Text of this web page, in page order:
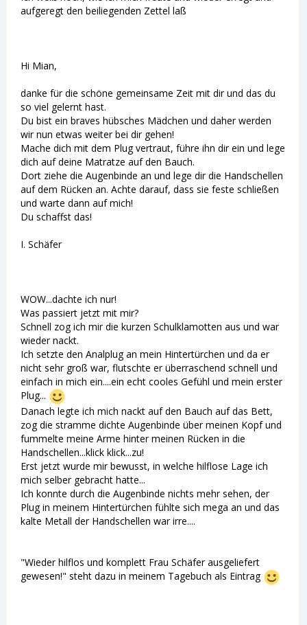
aufgeregt den beiliegenden Zettel laß
Hi Mian,
danke für die schöne gemeinsame Zeit mit dir und das du
so viel gelernt hast.
Du bist ein braves hübsches Mädchen und daher werden
wir nun etwas weiter bei dir gehen!
Mache dich mit dem Plug vertraut, führe ihn dir ein und lege
dich auf deine Matratze auf den Bauch.
Dort ziehe die Augenbinde an und lege dir die Handschellen
auf dem Rücken an. Achte darauf, dass sie feste schließen
und warte dann auf mich!
Du schaffst das!
I. Schäfer
WOW...dachte ich nur!
Was passiert jetzt mit mir?
Schnell zog ich mir die kurzen Schulklamotten aus und war
wieder nackt.
Ich setzte den Analplug an mein Hintertürchen und da er
nicht sehr groß war, flutschte er überraschend schnell und
einfach in mich ein....ein echt cooles Gefühl und mein erster
Plug...
Danach legte ich mich nackt auf den Bauch auf das Bett,
zog die stramme dichte Augenbinde über meinen Kopf und
fummelte meine Arme hinter meinen Rücken in die
Handschellen...klick klick...zu!
Erst jetzt wurde mir bewusst, in welche hilflose Lage ich
mich selber gebracht hatte...
Ich konnte durch die Augenbinde nichts mehr sehen, der
Plug in meinem Hintertürchen fühlte sich mega an und das
kalte Metall der Handschellen war irre....
"Wieder hilflos und komplett Frau Schäfer ausgeliefert
gewesen!" steht dazu in meinem Tagebuch als Eintrag